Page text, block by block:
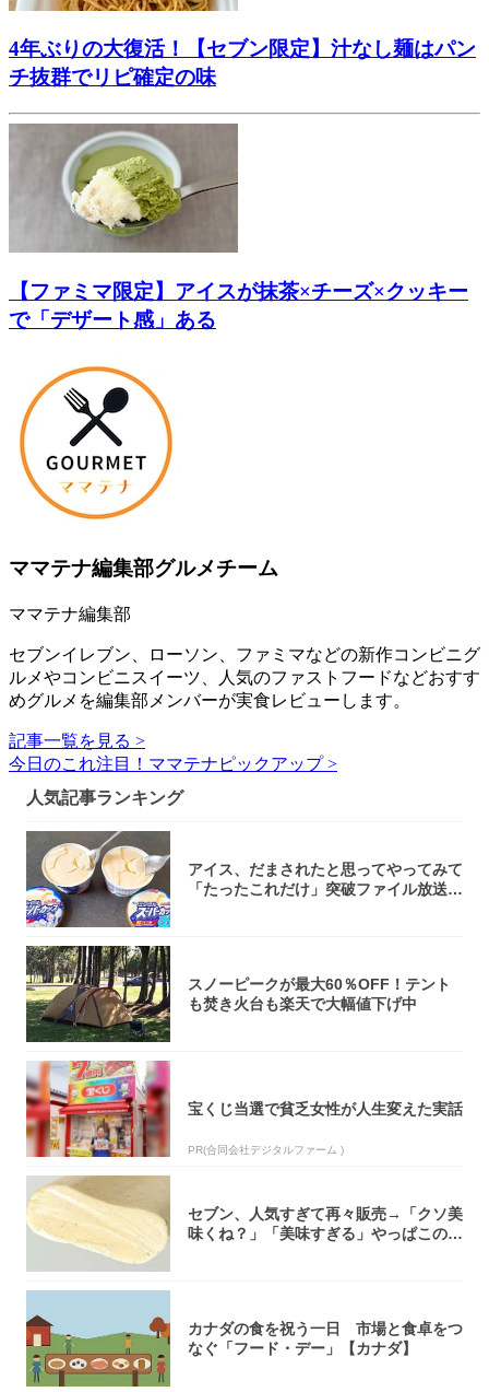
4年ぶりの大復活！【セブン限定】汁なし麺はパン
チ抜群でリピ確定の味
【ファミマ限定】アイスが抹茶×チーズ×クッキー
で「デザート感」ある
ママテナ編集部グルメチーム
ママテナ編集部
セブンイレブン、ローソン、ファミマなどの新作コンビニグ
ルメやコンビニスイーツ、人気のファストフードなどおすす
めグルメを編集部メンバーが実食レビューします。
記事一覧を見る >
今日のこれ注目！ママテナピックアップ >
人気記事ランキング
アイス、だまされたと思ってやってみて
「たったこれだけ」突破ファイル放送で
スノーピークが最大60％OFF！テント
も焚き火台も楽天で大幅値下げ中
宝くじ当選で貧乏女性が人生変えた実話
PR(合同会社デジタルファーム )
セブン、人気すぎて再々販売→「クソ美
味くね？」「美味すぎる」やっぱこのク
カナダの食を祝う一日 市場と食卓をつ
なぐ「フード・デー」【カナダ】